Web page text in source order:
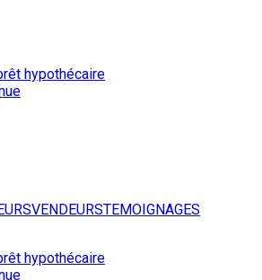
hypothécaire
VENDEURSTEMOIGNAGES
hypothécaire